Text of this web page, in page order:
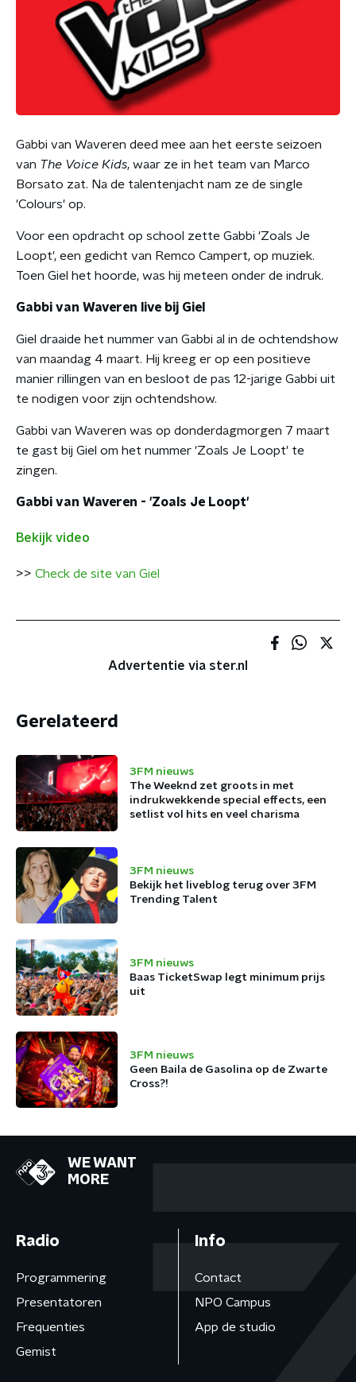
Gabbi van Waveren deed mee aan het eerste seizoen
van The Voice Kids, waar ze in het team van Marco
Borsato zat. Na de talentenjacht nam ze de single
'Colours' op.
Voor een opdracht op school zette Gabbi 'Zoals Je
Loopt', een gedicht van Remco Campert, op muziek.
Toen Giel het hoorde, was hij meteen onder de indruk.
Gabbi van Waveren live bij Giel
Giel draaide het nummer van Gabbi al in de ochtendshow
van maandag 4 maart. Hij kreeg er op een positieve
manier rillingen van en besloot de pas 12-jarige Gabbi uit
te nodigen voor zijn ochtendshow.
Gabbi van Waveren was op donderdagmorgen 7 maart
te gast bij Giel om het nummer 'Zoals Je Loopt' te
zingen.
Gabbi van Waveren - 'Zoals Je Loopt'
Bekijk video
>> Check de site van Giel
Advertentie via ster.nl
Gerelateerd
3FM nieuws
The Weeknd zet groots in met
indrukwekkende special effects, een
setlist vol hits en veel charisma
3FM nieuws
Bekijk het liveblog terug over 3FM
Trending Talent
3FM nieuws
Baas TicketSwap legt minimum prijs
uit
3FM nieuws
Geen Baila de Gasolina op de Zwarte
Cross?!
WE WANT
MORE
Radio
Programmering
Presentatoren
Frequenties
Gemist
Info
Contact
NPO Campus
App de studio